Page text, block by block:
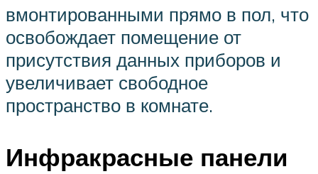
вмонтированными прямо в пол, что
освобождает помещение от
присутствия данных приборов и
увеличивает свободное
пространство в комнате.
Инфракрасные панели